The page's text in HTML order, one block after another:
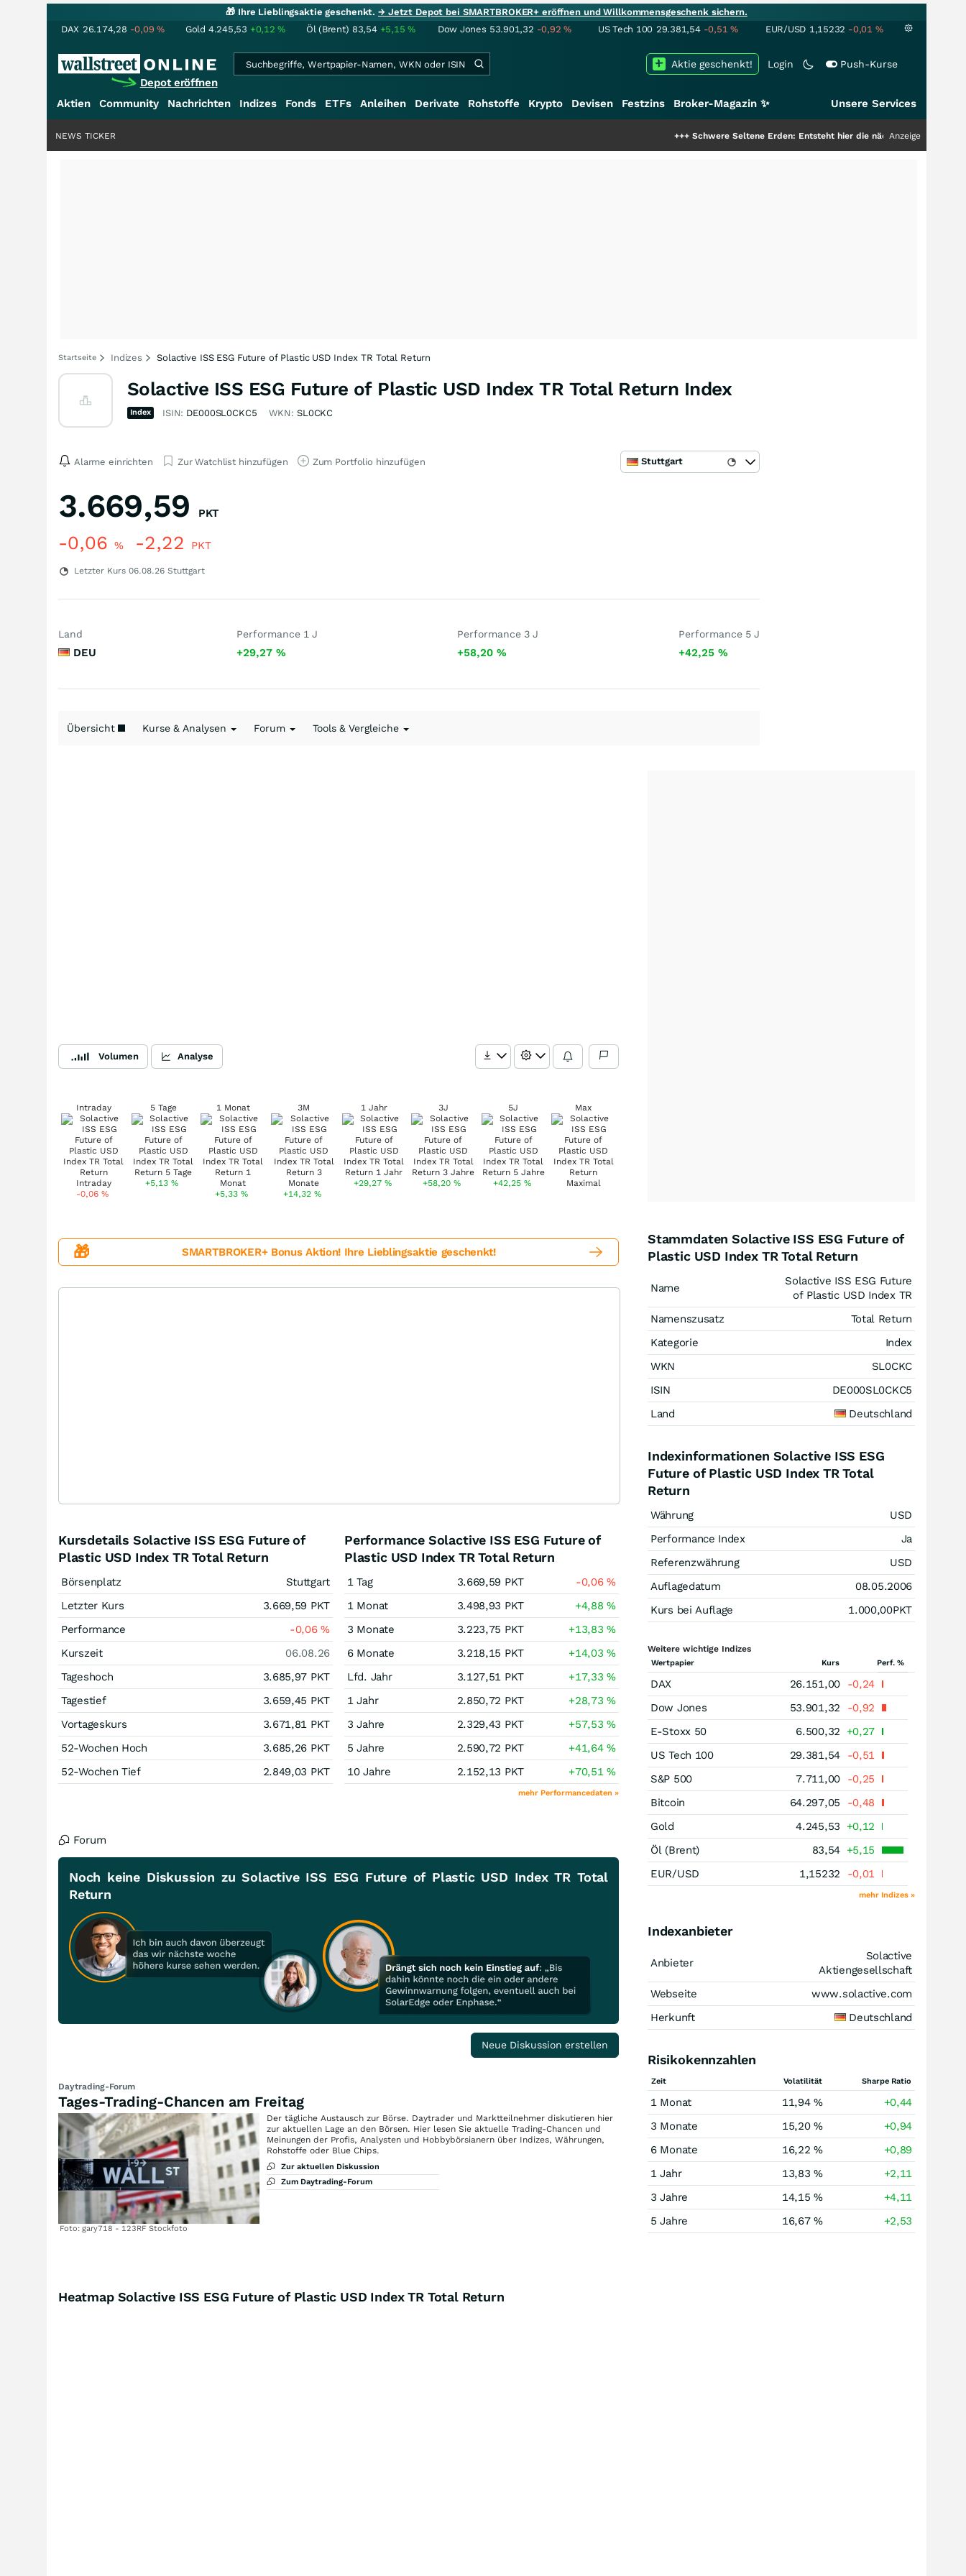
🎁 Ihre Lieblingsaktie geschenkt.→ Jetzt Depot bei SMARTBROKER+ eröffnen und Willkommensgeschenk sichern.
DAX 26.174,28 -0,09% Gold 4.245,53 +0,12% Öl (Brent) 83,54 +5,15% Dow Jones 53.901,32 -0,92% US Tech 100 29.381,54 -0,51% EUR/USD 1,15232 -0,01 %
Depot eröffnen
Login Push-Kurse
Aktie geschenkt!
Aktien Community Nachrichten Indizes Fonds ETFs Anleihen Derivate Rohstoffe Krypto Devisen Festzins Broker-Magazin ✨ Unsere Services
Schwere Seltene Erden: Entsteht hier die nächste Milliardenstory?+++
Anzeige
NEWS TICKER
Startseite Indizes Solactive ISS ESG Future of Plastic USD Index TR Total Return
Solactive ISS ESG Future of Plastic USD Index TR Total Return Index
Index ISIN: DE000SL0CKC5 WKN: SL0CKC
Alarme einrichten Zur Watchlist hinzufügen Zum Portfolio hinzufügen Stuttgart
3.669,59 PKT
-0,06 % -2,22 PKT
Letzter Kurs 06.08.26 Stuttgart
Land
DEU
Performance 1 J
+29,27 %
Performance 3 J
+58,20%
Performance 5 J
+42,25 %
Übersicht Kurse & Analysen Forum Tools & Vergleiche
Volumen Analyse
Intraday
-0,06 %
5 Tage
+5,13%
1 Monat
+5,33%
3M
+14,32%
1 Jahr
+29,27 %
3J
+58,20%
5J
+42,25 %
Max
🎁 SMARTBROKER+ Bonus Aktion! Ihre Lieblingsaktie geschenkt!
Kursdetails Solactive ISS ESG Future of
Plastic USD Index TR Total Return
Börsenplatz
Stuttgart
Letzter Kurs
3.669,59 PKT
Performance
-0,06%
Kurszeit
06.08.26
Tageshoch
3.685,97 PKT
Tagestief
3.659,45 PKT
Vortageskurs
3.671,81 PKT
52-Wochen Hoch
3.685,26 PKT
52-Wochen Tief
2.849,03 PKT
Performance Solactive ISS ESG Future of
Plastic USD Index TR Total Return
1 Tag 3.669,59 PKT -0,06%
1 Monat
3.498,93 PKT +4,88%
3 Monate
3.223,75 PKT +13,83%
6 Monate
3.218,15 PKT +14,03%
Lfd. Jahr
3.127,51 PKT +17,33%
1 Jahr
2.850,72 PKT +28,73%
3 Jahre
2.329,43 PKT +57,53%
5 Jahre
2.590,72 PKT +41,64%
10 Jahre
2.152,13 PKT +70,51%
mehr Performancedaten »
Forum
Noch keine Diskussion zu Solactive ISS ESG Future of Plastic USD Index TR Total
Return
Neue Diskussion erstellen
Daytrading-Forum
Tages-Trading-Chancen am Freitag
Foto: gary718 - 123RF Stockfoto
Der tägliche Austausch zur Börse. Daytrader und Marktteilnehmer diskutieren hier
zur aktuellen Lage an den Börsen. Hier lesen Sie aktuelle Trading-Chancen und
Meinungen der Profis, Analysten und Hobbybörsianern über Indizes, Währungen,
Rohstoffe oder Blue Chips.
Zur aktuellen Diskussion
Zum Daytrading-Forum
Stammdaten Solactive ISS ESG Future of
Plastic USD Index TR Total Return
Name
Solactive ISS ESG Future
of Plastic USD Index TR
Namenszusatz
Total Return
Kategorie
Index
WKN
SL0CKC
ISIN
DE000SL0CKC5
Land
Deutschland
Indexinformationen Solactive ISS ESG
Future of Plastic USD Index TR Total
Return
Währung
USD
Performance Index
Ja
Referenzwährung
USD
Auflagedatum
08.05.2006
Kurs bei Auflage
1.000,00PKT
Weitere wichtige Indizes
Wertpapier Kurs Perf. %
DAX 26.151,00
-0,24
Dow Jones
53.901,32
-0,92
E-Stoxx 50
6.500,32
+0,27
US Tech 100
29.381,54
-0,51
S&P 500
7.711,00
-0,25
Bitcoin
64.297,05
-0,48
Gold
4.245,53
+0,12
Öl (Brent)
83,54 +5,15
EUR/USD
1,15232 -0,01
mehr Indizes »
Indexanbieter
Anbieter
Solactive
Aktiengesellschaft
Webseite
www.solactive.com
Herkunft
Deutschland
Risikokennzahlen
Zeit Volatilität Sharpe Ratio
1 Monat 11,94 %
+0,44
3 Monate
15,20 %
+0,94
6 Monate
16,22 %
+0,89
1 Jahr
13,83 %
+2,11
3 Jahre
14,15 %
+4,11
5 Jahre
16,67 % +2,53
Heatmap Solactive ISS ESG Future of Plastic USD Index TR Total Return